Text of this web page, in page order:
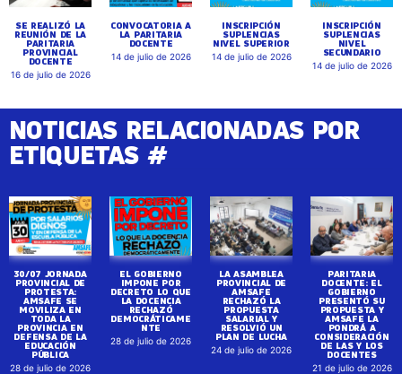
SE REALIZÓ LA
REUNIÓN DE LA
PARITARIA
PROVINCIAL
DOCENTE
16 de julio de 2026
CONVOCATORIA A
LA PARITARIA
DOCENTE
14 de julio de 2026
INSCRIPCIÓN
SUPLENCIAS
NIVEL SUPERIOR
14 de julio de 2026
INSCRIPCIÓN
SUPLENCIAS
NIVEL
SECUNDARIO
14 de julio de 2026
NOTICIAS RELACIONADAS POR
ETIQUETAS #
30/07 JORNADA
PROVINCIAL DE
PROTESTA:
AMSAFE SE
MOVILIZA EN
TODA LA
PROVINCIA EN
DEFENSA DE LA
EDUCACIÓN
PÚBLICA
28 de julio de 2026
EL GOBIERNO
IMPONE POR
DECRETO LO QUE
LA DOCENCIA
RECHAZÓ
DEMOCRÁTICAME
NTE
28 de julio de 2026
LA ASAMBLEA
PROVINCIAL DE
AMSAFE
RECHAZÓ LA
PROPUESTA
SALARIAL Y
RESOLVIÓ UN
PLAN DE LUCHA
24 de julio de 2026
PARITARIA
DOCENTE: EL
GOBIERNO
PRESENTÓ SU
PROPUESTA Y
AMSAFE LA
PONDRÁ A
CONSIDERACIÓN
DE LAS Y LOS
DOCENTES
21 de julio de 2026